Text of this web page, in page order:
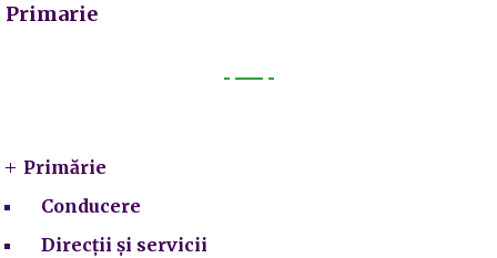
Primarie
Primărie
Conducere
Direcții și servicii